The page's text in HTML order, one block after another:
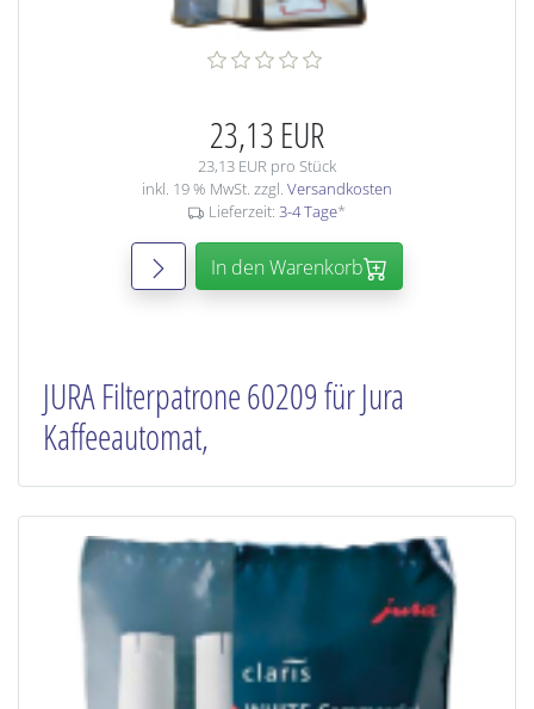
23,13 EUR
23,13 EUR pro Stück
inkl. 19 % MwSt. zzgl. Versandkosten
Lieferzeit: 3-4 Tage*
In den Warenkorb
JURA Filterpatrone 60209 für Jura
Kaffeeautomat,